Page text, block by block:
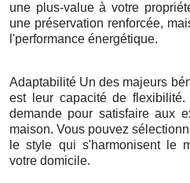
une plus-value à votre
une préservation renforcée,
l'performance énergétique.
Adaptabilité Un des majeurs
est leur capacité de
demande pour satisfaire aux
maison. Vous pouvez
le style qui s'harmonisent le
votre domicile.